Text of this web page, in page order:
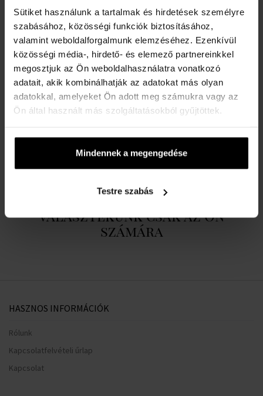
Sütiket használunk a tartalmak és hirdetések személyre
szabásához, közösségi funkciók biztosításához,
valamint weboldalforgalmunk elemzéséhez. Ezenkívül
közösségi média-, hirdető- és elemező partnereinkkel
megosztjuk az Ön weboldalhasználatra vonatkozó
adatait, akik kombinálhatják az adatokat más olyan
adatokkal, amelyeket Ön adott meg számukra vagy az
Ön által használt más szolgáltatásokból gyűjtöttek.
Mindennek a megengedése
Testre szabás
már csak élveznie kell azt a mámorító érzést, ahogyan a kreatív
energia felszabadul.
virágos-fás illat
hosszantartó férfias illat
2023-ban mutatták be
RÉSZLETEK
A MÁRKÁRÓL
Személyre szabott
választékunk csak az Ön
számára
HASZNOS INFORMÁCIÓK
Rólunk
Kapcsolatfelvételi űrlap
Kapcsolat